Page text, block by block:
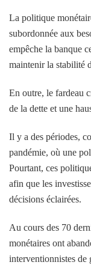
La politique
subordonnée aux
empêche la banque
maintenir la stabilité
En outre, le fardeau
de la dette et une
Il y a des périodes,
pandémie, où une
Pourtant, ces
afin que les
décisions éclairées.
Au cours des 70
monétaires ont
interventionnistes de